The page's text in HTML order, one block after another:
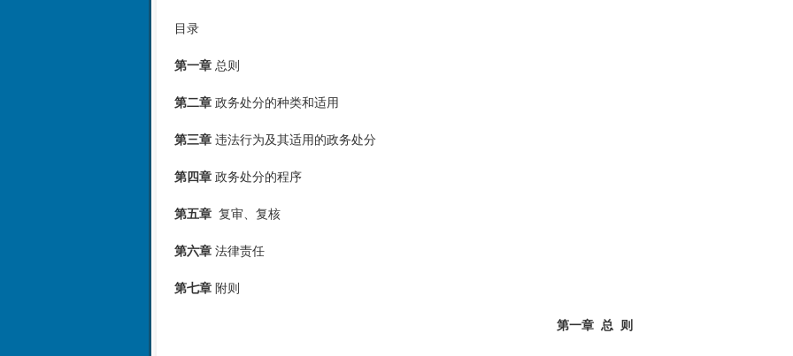
目录
第一章 总则
第二章 政务处分的种类和适用
第三章 违法行为及其适用的政务处分
第四章 政务处分的程序
第五章 复审、复核
第六章 法律责任
第七章 附则
第一章 总 则